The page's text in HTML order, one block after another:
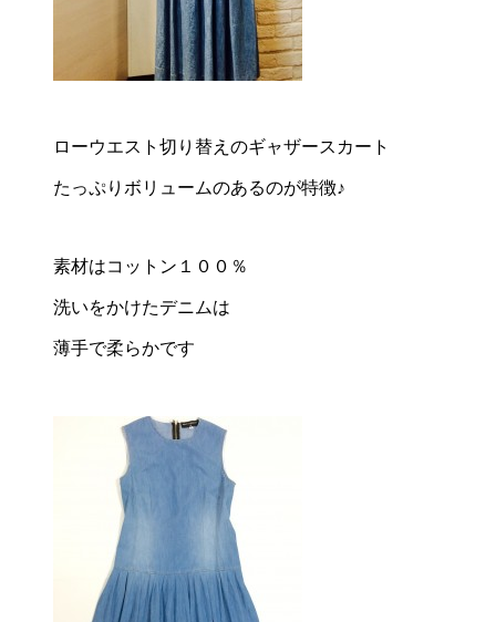
ローウエスト切り替えのギャザースカート
たっぷりボリュームのあるのが特徴♪
素材はコットン１００％
洗いをかけたデニムは
薄手で柔らかです